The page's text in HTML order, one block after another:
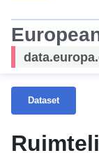
Dataset